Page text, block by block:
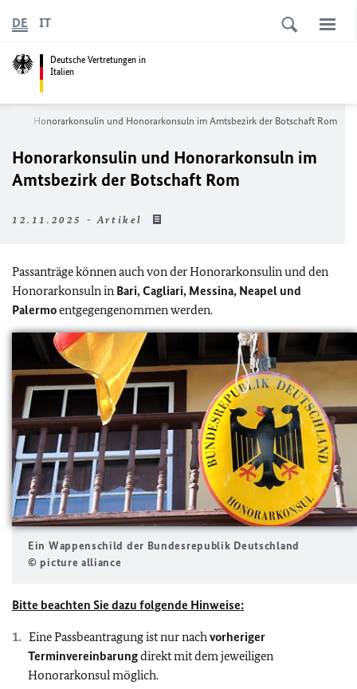
Deutsche Vertretungen in
Italien
DE IT
Honorarkonsulin und Honorarkonsuln im Amtsbezirk der Botschaft Rom
Honorarkonsulin und Honorarkonsuln im
Amtsbezirk der Botschaft Rom
12.11.2025 - Artikel
Passanträge können auch von der Honorarkonsulin und den
Honorarkonsuln in Bari, Cagliari, Messina, Neapel und
Palermoentgegengenommen werden.
Ein Wappenschild der Bundesrepublik Deutschland
© picture alliance
Bitte beachten Sie dazu folgende Hinweise:
Eine Passbeantragung ist nur nachvorheriger
Terminvereinbarungdirekt mit dem jeweiligen
Honorarkonsul möglich.